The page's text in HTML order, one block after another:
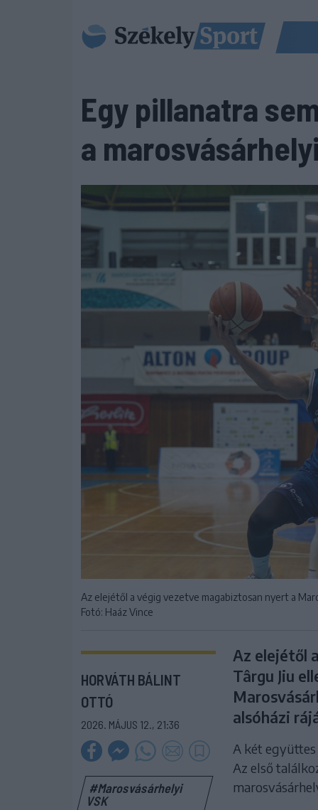
Egy pillanatra
a
Az elejétől a végig vezetve magabiztosan nyert a
Fotó: Haáz Vince
HORVÁTH BÁLINT
OTTÓ
2026. MÁJUS 12., 21:36
#Marosvásárhelyi
VSK
Az elejétől
Târgu Jiu
alsóházi
A két együttes
Az első